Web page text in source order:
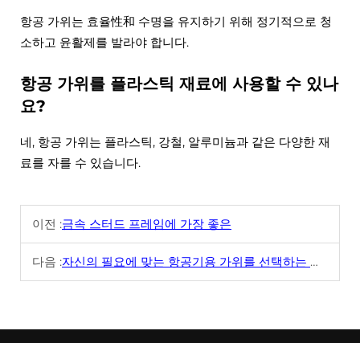
항공 가위는 효율性和 수명을 유지하기 위해 정기적으로 청
소하고 윤활제를 발라야 합니다.
항공 가위를 플라스틱 재료에 사용할 수 있나
요?
네, 항공 가위는 플라스틱, 강철, 알루미늄과 같은 다양한 재
료를 자를 수 있습니다.
이전 :금속 스터드 프레임에 가장 좋은
다음 :자신의 필요에 맞는 항공기용 가위를 선택하는 방법?